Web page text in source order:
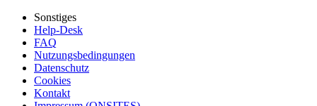
Sonstiges
Help-Desk
FAQ
Nutzungsbedingungen
Datenschutz
Cookies
Kontakt